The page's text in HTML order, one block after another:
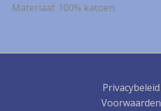
Materiaal: 100% katoen.
Privacybeleid
Voorwaarden